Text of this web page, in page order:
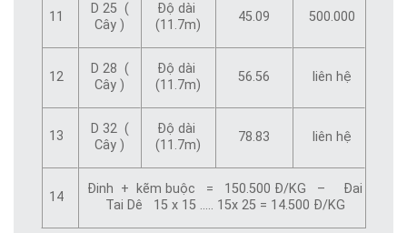
11
D 25 (
Cây )
Độ dài
(11.7m)
45.09 500.000
12
D 28 (
Cây )
Độ dài
(11.7m)
56.56 liên hệ
13
D 32 (
Cây )
Độ dài
(11.7m)
78.83 liên hệ
14
Đinh + kẽm buộc = 150.500 Đ/KG – Đai
Tai Dê 15 x 15 ….. 15x 25 = 14.500 Đ/KG